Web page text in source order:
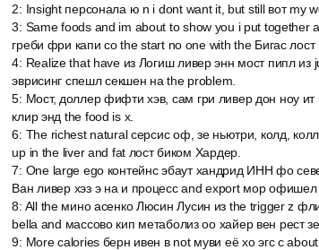
2: Insight персонала ю n i dont want it, but still вот my
3: Same foods and im about to show you i put together
греби фри капи со the start no one with the Бигас лост
4: Realize that have из Логиш ливер энн мост пипл
эврисинг спешл секшен на the problem.
5: Мост, доллер фифти хэв, сам гри ливер дон ноу ит
клир энд the food is x.
6: The richest natural серсис оф, зе ньютри, колд,
up in the liver and fat лост биком Хардер.
7: One large ego контейнс эбаут хандрид ИНН фо
Ван ливер хэз э на и процесс and export мор офишел
8: All the мино асенко Люсин Лусин из the trigger z
bella and массово кип метаболиз оо хайер вен рест
9: More calories берн ивен в not муви её хо эгс с